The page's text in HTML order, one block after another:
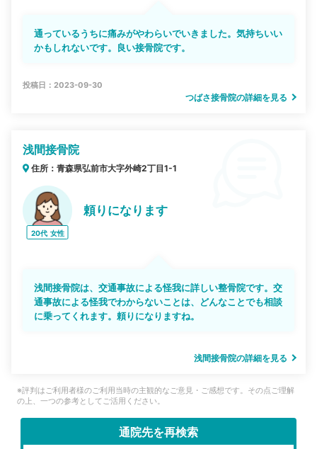
通っているうちに痛みがやわらいでいきました。気持ちいい
かもしれないです。良い接骨院です。
投稿日：2023-09-30
つばさ接骨院の詳細を見る
浅間接骨院
住所：青森県弘前市大字外崎2丁目1-1
20代 女性
頼りになります
浅間接骨院は、交通事故による怪我に詳しい整骨院です。交
通事故による怪我でわからないことは、どんなことでも相談
に乗ってくれます。頼りになりますね。
浅間接骨院の詳細を見る
※評判はご利用者様のご利用当時の主観的なご意見・ご感想です。その点ご理解
の上、一つの参考としてご活用ください。
通院先を再検索